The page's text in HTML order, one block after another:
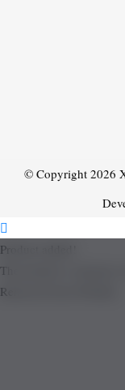
© Copyright 2026
Product added!
The product is already
Removed from Wishlist